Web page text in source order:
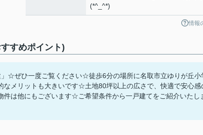
(*^_^*)
情報
すめポイント)
☆ぜひ一度ご覧ください☆徒歩6分の場所に名取市立ゆりが丘小
メリットも大きいです☆土地80坪以上の広さで、快適で安心感
は他にもございます☆ご希望条件から一戸建てをご紹介いたし